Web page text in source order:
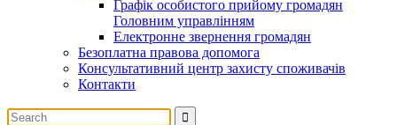
Графік особистого прийому громадян
Головним управлінням
Електронне звернення громадян
Безоплатна правова допомога
Консультативний центр захисту споживачів
Контакти